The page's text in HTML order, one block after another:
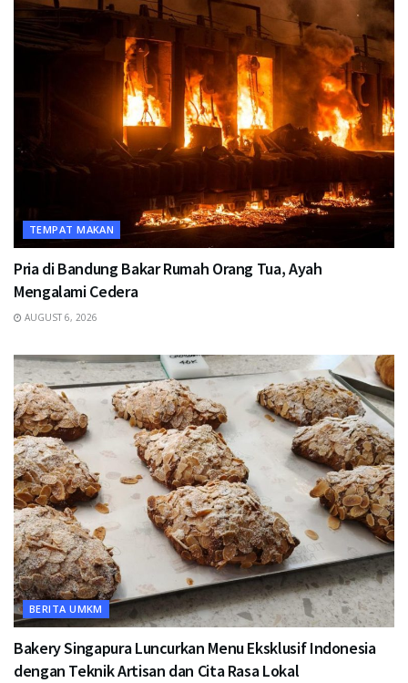
TEMPAT MAKAN
Pria di Bandung Bakar Rumah Orang Tua, Ayah
Mengalami Cedera
AUGUST 6, 2026
BERITA UMKM
Bakery Singapura Luncurkan Menu Eksklusif Indonesia
dengan Teknik Artisan dan Cita Rasa Lokal